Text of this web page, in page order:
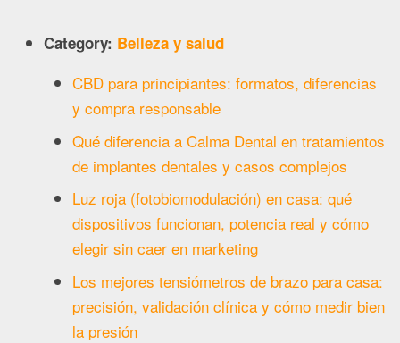
Category: Belleza y salud
CBD para principiantes: formatos, diferencias
y compra responsable
Qué diferencia a Calma Dental en tratamientos
de implantes dentales y casos complejos
Luz roja (fotobiomodulación) en casa: qué
dispositivos funcionan, potencia real y cómo
elegir sin caer en marketing
Los mejores tensiómetros de brazo para casa:
precisión, validación clínica y cómo medir bien
la presión